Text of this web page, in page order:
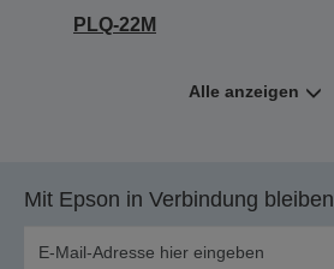
PLQ-22M
Alle anzeigen
Mit Epson in Verbindung bleiben